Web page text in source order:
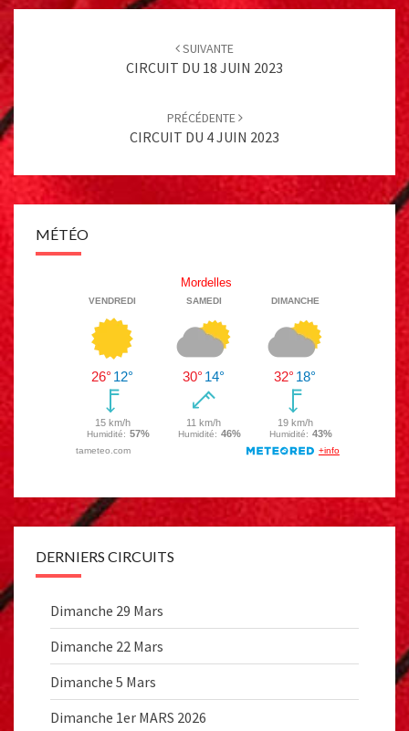
Post
SUIVANTE
CIRCUIT DU 18 JUIN 2023
PRÉCÉDENTE
CIRCUIT DU 4 JUIN 2023
MÉTÉO
DERNIERS CIRCUITS
Dimanche 29 Mars
Dimanche 22 Mars
Dimanche 5 Mars
Dimanche 1er MARS 2026